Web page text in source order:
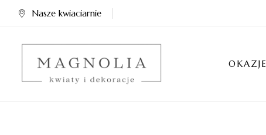
Nasze kwiaciarnie
OKAZJE